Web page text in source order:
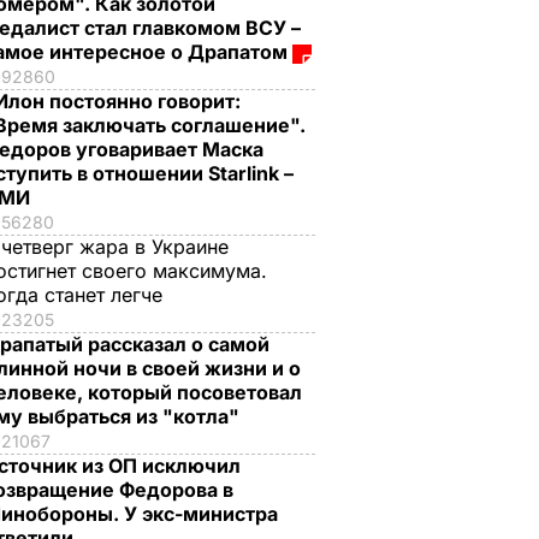
стал главкомом ВСУ –
интересное о Драпатом
92860
постоянно говорит:
заключать соглашение".
уговаривает Маска
в отношении Starlink –
56280
жара в Украине
своего максимума.
станет легче
23205
рассказал о самой
ночи в своей жизни и о
который посоветовал
выбраться из "котла"
21067
из ОП исключил
Федорова в
У экс-министра